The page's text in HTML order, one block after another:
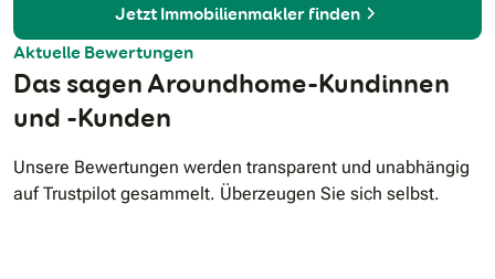
Jetzt Immobilienmakler finden
Aktuelle Bewertungen
Das sagen Aroundhome-Kundinnen
und -Kunden
Unsere Bewertungen werden transparent und unabhängig
auf Trustpilot gesammelt. Überzeugen Sie sich selbst.